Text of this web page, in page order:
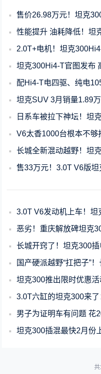
售价26.98万元！坦克300 Hi4-T
性能提升 油耗降低！坦克300
2.0T+电机！坦克300Hi4-T将于4
坦克300Hi4-T官图发布 高管
配Hi4-T电四驱、纯电105公里！
坦克SUV 3月销量1.89万台
日系车被拉下神坛！坦克300登
V6太香1000台根本不够抢：坦克
长城全新混动越野！坦克300 Hi4-T动
售33万元！3.0T V6版坦克
3.0T V6发动机上车！坦克总
恶劣！重庆解放碑坦克300逆行连撞多
长城开窍了！坦克300插电混
国产硬派越野“扛把子”！长城坦
坦克300推出限时优惠活动：至高
3.0T六缸的坦克300来了
男子为证明车有问题 花20万元
坦克300插混最快2月份上
共